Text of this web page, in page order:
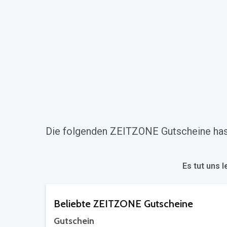
Die folgenden ZEITZONE Gutscheine
Es tut uns
Beliebte ZEITZONE Gutscheine
Gutschein